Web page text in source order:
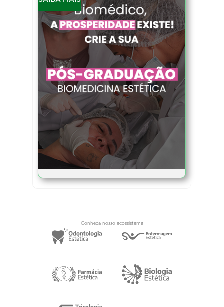
Conheça nosso ecossistema